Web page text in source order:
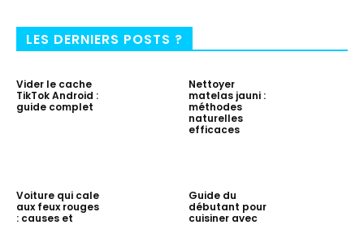
LES DERNIERS POSTS ?
Vider le cache
TikTok Android :
guide complet
Nettoyer
matelas jauni :
méthodes
naturelles
efficaces
Voiture qui cale
aux feux rouges
: causes et
Guide du
débutant pour
cuisiner avec